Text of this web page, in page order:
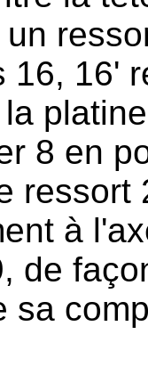
16, 16'
8 en
ressort
à
de
sa